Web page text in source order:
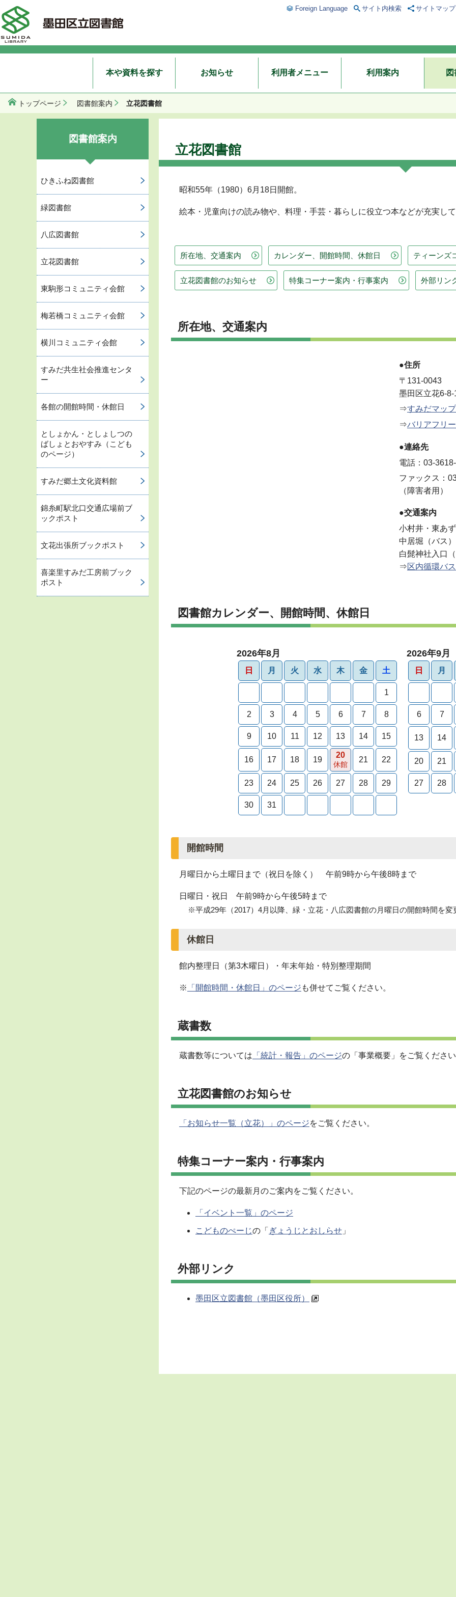
Foreign Language サイト内検索 サイトマップ
本や資料を探す お知らせ 利用者メニュー 利用案内
トップページ 図書館案内 立花図書館
立花図書館
昭和55年（1980）6月18日開館。
絵本・児童向けの読み物や、料理・手芸・暮らしに役立つ本などが充実し
所在地、交通案内 カレンダー、開館時間、休館日 ティーンズ
立花図書館のお知らせ 特集コーナー案内・行事案内 外部リン
所在地、交通案内
●住所
〒131-0043
墨田区立花6-
⇒すみだマッ
⇒バリアフリ
●連絡先
電話：03-
ファックス：
（障害者用）
●交通案内
小村井・東あ
中居堀（バス
白髭神社入口
⇒区内循環バ
図書館カレンダー、開館時間、休館日
2026年8月
日 月 火 水 木 金 土
1
2 3 4 5 6 7 8
9 10 11 12 13 14 15
16 17 18 19
20
休館
21 22
23 24 25 26 27 28 29
30 31
2026年9月
日 月
6 7
13 14
20 21
27 28
開館時間
月曜日から土曜日まで（祝日を除く） 午前9時から午後8時まで
日曜日・祝日 午前9時から午後5時まで
※平成29年（2017）4月以降、緑・立花・八広図書館の月曜日の開館時間を変
休館日
館内整理日（第3木曜日）・年末年始・特別整理期間
※ 「開館時間・休館日」のページ も併せてご覧ください。
蔵書数
蔵書数等については 「統計・報告」のページの「事業概要」をご覧くださ
立花図書館のお知らせ
「お知らせ一覧（立花）」のページをご覧ください。
特集コーナー案内・行事案内
下記のページの最新月のご案内をご覧ください。
「イベント一覧」のページ
こどものぺーじの「 ぎょうじとおしらせ 」
外部リンク
墨田区立図書館（墨田区役所）
図書館案内
ひきふね図書館
緑図書館
八広図書館
立花図書館
東駒形コミュニティ会館
梅若橋コミュニティ会館
横川コミュニティ会館
すみだ共生社会推進センタ
ー
各館の開館時間・休館日
としょかん・としょしつの
ばしょとおやすみ（こども
のページ）
すみだ郷土文化資料館
錦糸町駅北口交通広場前ブ
ックポスト
文花出張所ブックポスト
喜楽里すみだ工房前ブック
ポスト